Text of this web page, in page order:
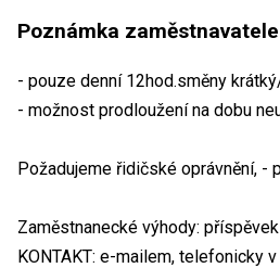
Poznámka zaměstnavatele
- pouze denní 12hod.směny
- možnost prodloužení na dobu
Požadujeme řidičské oprávnění, -
Zaměstnanecké výhody:
KONTAKT: e-mailem, telefonicky